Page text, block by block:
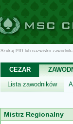
Szukaj PID lub nazwisko
CEZAR
Lista zawodników
Mistrz Regionalny